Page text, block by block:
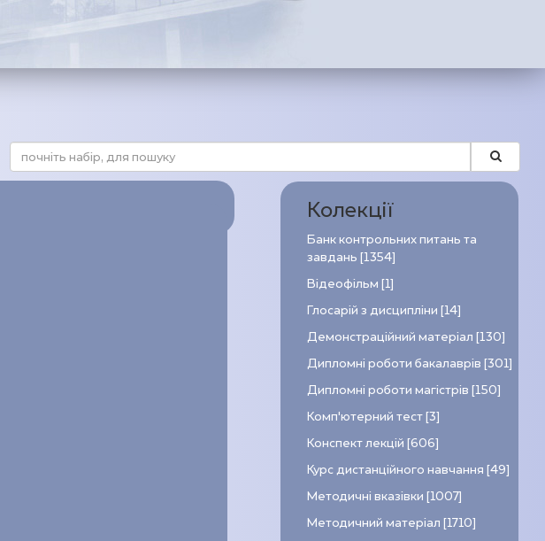
Колекції
Банк контрольних питань та
завдань [1354]
Відеофільм [1]
Глосарій з дисципліни [14]
Демонстраційний матеріал [130]
Дипломні роботи бакалаврів [301]
Дипломні роботи магістрів [150]
Комп’ютерний тест [3]
Конспект лекцій [606]
Курс дистанційного навчання [49]
Методичні вказівки [1007]
Методичний матеріал [1710]